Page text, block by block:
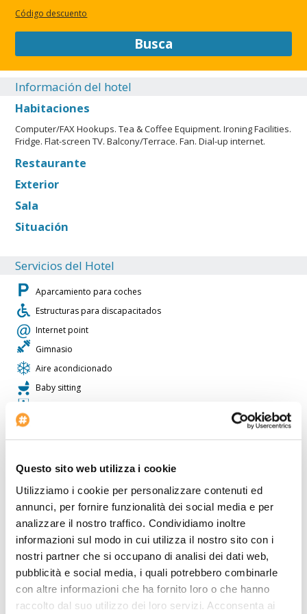
Questo sito web utilizza i cookie
Utilizziamo i cookie per personalizzare contenuti ed
annunci, per fornire funzionalità dei social media e per
analizzare il nostro traffico. Condividiamo inoltre
informazioni sul modo in cui utilizza il nostro sito con i
nostri partner che si occupano di analisi dei dati web,
pubblicità e social media, i quali potrebbero combinarle
con altre informazioni che ha fornito loro o che hanno
raccolto dal suo utilizzo dei loro servizi. Acconsenta ai
Código descuento
Busca
Información del hotel
Habitaciones
Computer/FAX Hookups. Tea & Coffee Equipment. Ironing Facilities.
Fridge. Flat-screen TV. Balcony/Terrace. Fan. Dial-up internet.
Restaurante
Exterior
Sala
Situación
Servicios del Hotel
Aparcamiento para coches
Estructuras para discapacitados
Internet point
Gimnasio
Aire acondicionado
Baby sitting
Bar
Habitaciones para no fumadores
Servicio de lavandería
Centro de belleza
Sauna
El hotel resulta ideal para aquellos que viajan en coche. Dentro
delHotel Topazz Lameehay una agencia de viajes para los